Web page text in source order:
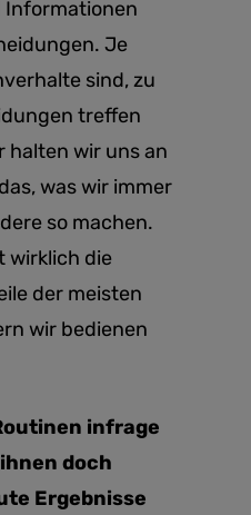
Informationen
Je
sind, zu
treffen
halten wir uns an
was wir immer
so machen.
wirklich die
der meisten
wir bedienen
infrage
doch
Ergebnisse